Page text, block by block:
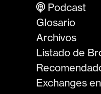
Podcast
Glosario
Archivos
Listado de
Exchanges